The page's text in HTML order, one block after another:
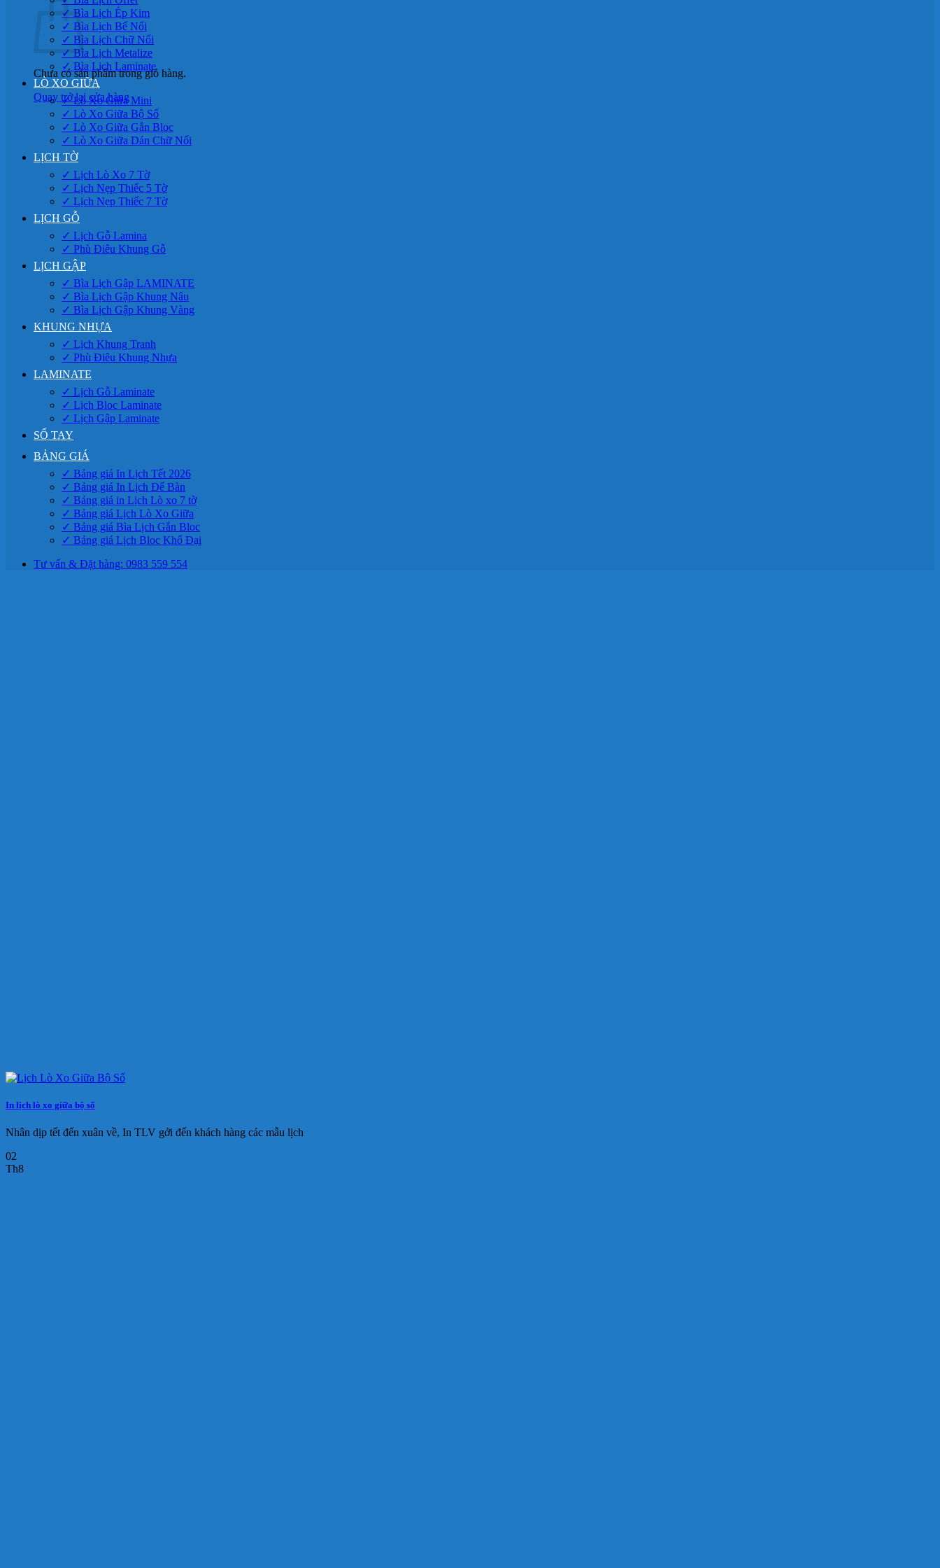
Chưa có sản phẩm trong giỏ hàng.
Quay trở lại cửa hàng
✓ Bìa Lịch Ép Kim
✓ Bìa Lịch Bế Nổi
✓ Bìa Lịch Chữ Nổi
✓ Bìa Lịch Metalize
✓ Bìa Lịch Laminate
LÒ XO GIỮA
✓ Lò Xo Giữa Mini
✓ Lò Xo Giữa Bộ Số
✓ Lò Xo Giữa Gắn Bloc
✓ Lò Xo Giữa Dán Chữ Nổi
LỊCH TỜ
✓ Lịch Lò Xo 7 Tờ
✓ Lịch Nẹp Thiếc 5 Tờ
✓ Lịch Nẹp Thiếc 7 Tờ
LỊCH GỖ
✓ Lịch Gỗ Lamina
✓ Phù Điêu Khung Gỗ
LỊCH GẬP
✓ Bìa Lịch Gập LAMINATE
✓ Bìa Lịch Gập Khung Nâu
✓ Bìa Lịch Gập Khung Vàng
KHUNG NHỰA
✓ Lịch Khung Tranh
✓ Phù Điêu Khung Nhựa
LAMINATE
✓ Lịch Gỗ Laminate
✓ Lịch Bloc Laminate
✓ Lịch Gập Laminate
SỔ TAY
BẢNG GIÁ
✓ Bảng giá In Lịch Tết 2026
✓ Bảng giá In Lịch Để Bàn
✓ Bảng giá in Lịch Lò xo 7 tờ
✓ Bảng giá Lịch Lò Xo Giữa
✓ Bảng giá Bìa Lịch Gắn Bloc
✓ Bảng giá Lịch Bloc Khổ Đại
Tư vấn & Đặt hàng: 0983 559 554
In lịch lò xo giữa bộ số
Nhân dịp tết đến xuân về, In TLV gởi đến khách hàng các mẫu lịch
02
Th8